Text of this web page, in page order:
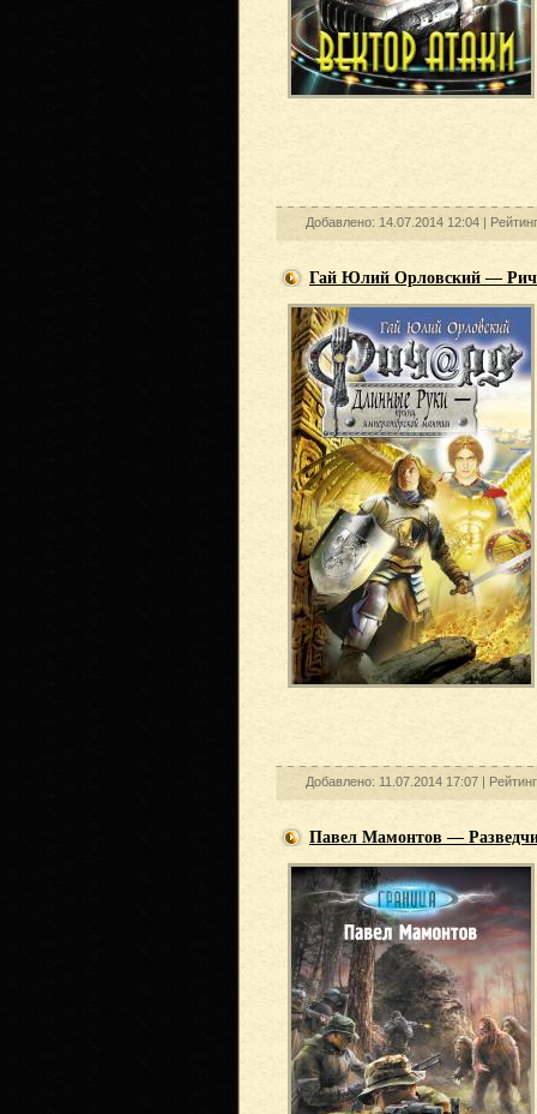
Добавлено: 14.07.2014 12:04 |
Гай Юлий Орловский —
Добавлено: 11.07.2014 17:07 |
Павел Мамонтов —